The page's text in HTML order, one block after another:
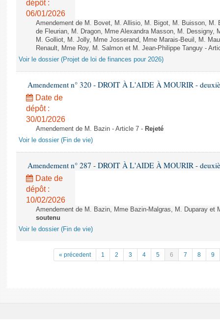
dépôt :
06/01/2026
Amendement de M. Bovet, M. Allisio, M. Bigot, M. Buisson, M.
de Fleurian, M. Dragon, Mme Alexandra Masson, M. Dessigny,
M. Golliot, M. Jolly, Mme Josserand, Mme Marais-Beuil, M.
Renault, Mme Roy, M. Salmon et M. Jean-Philippe Tanguy -
Voir le dossier (Projet de loi de finances pour 2026)
Amendement n° 320 - DROIT À L'AIDE À MOURIR -
Date de
dépôt :
30/01/2026
Amendement de M. Bazin - Article 7 - Rejeté
Voir le dossier (Fin de vie)
Amendement n° 287 - DROIT À L'AIDE À MOURIR -
Date de
dépôt :
10/02/2026
Amendement de M. Bazin, Mme Bazin-Malgras, M. Duparay et
soutenu
Voir le dossier (Fin de vie)
« précedent 1 2 3 4 5 6 7 8 9